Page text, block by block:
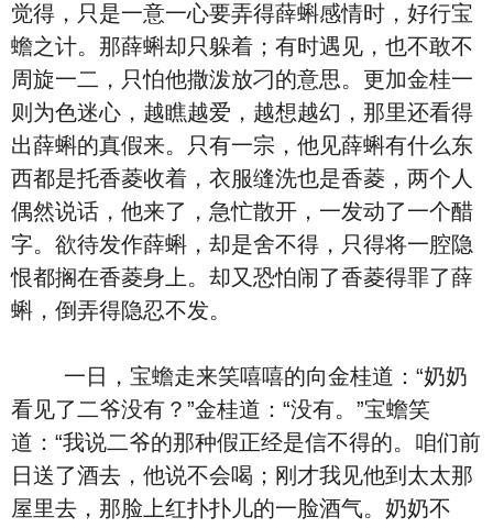
觉得，只是一意一心要弄得薛蝌感情时，好行宝
蟾之计。那薛蝌却只躲着；有时遇见，也不敢不
周旋一二，只怕他撒泼放刁的意思。更加金桂一
则为色迷心，越瞧越爱，越想越幻，那里还看得
出薛蝌的真假来。只有一宗，他见薛蝌有什么东
西都是托香菱收着，衣服缝洗也是香菱，两个人
偶然说话，他来了，急忙散开，一发动了一个醋
字。欲待发作薛蝌，却是舍不得，只得将一腔隐
恨都搁在香菱身上。却又恐怕闹了香菱得罪了薛
蝌，倒弄得隐忍不发。
一日，宝蟾走来笑嘻嘻的向金桂道：“奶奶
看见了二爷没有？”金桂道：“没有。”宝蟾笑
道：“我说二爷的那种假正经是信不得的。咱们前
日送了酒去，他说不会喝；刚才我见他到太太那
屋里去，那脸上红扑扑儿的一脸酒气。奶奶不